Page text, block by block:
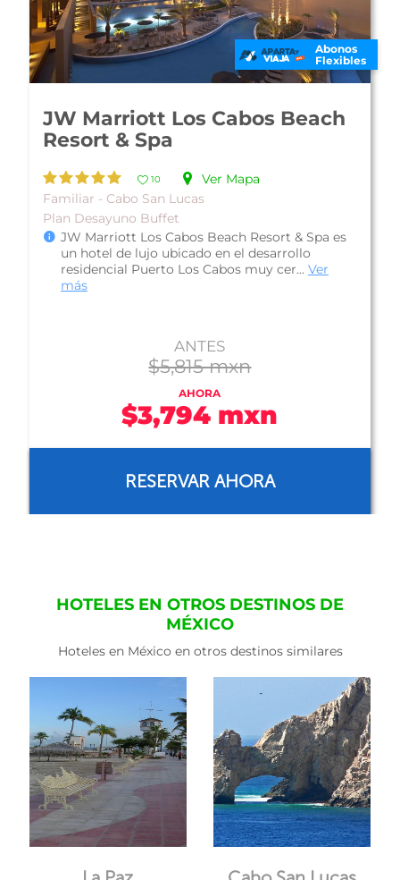
Abonos
Flexibles
JW Marriott Los Cabos Beach
Resort & Spa
10
Ver Mapa
Familiar - Cabo San Lucas
Plan Desayuno Buffet
JW Marriott Los Cabos Beach Resort & Spa es
un hotel de lujo ubicado en el desarrollo
residencial Puerto Los Cabos muy cer... Ver
más
ANTES
$5,815 mxn
AHORA
$3,794 mxn
RESERVAR AHORA
HOTELES EN OTROS DESTINOS DE
MÉXICO
Hoteles en México en otros destinos similares